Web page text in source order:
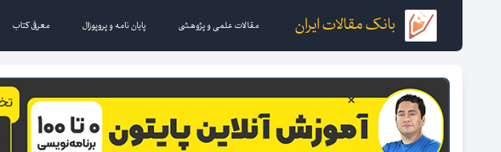
بانک مقالات ایران مقالات علمی و پژوهشی پایان نامه و پروپوزال معرفی کتاب